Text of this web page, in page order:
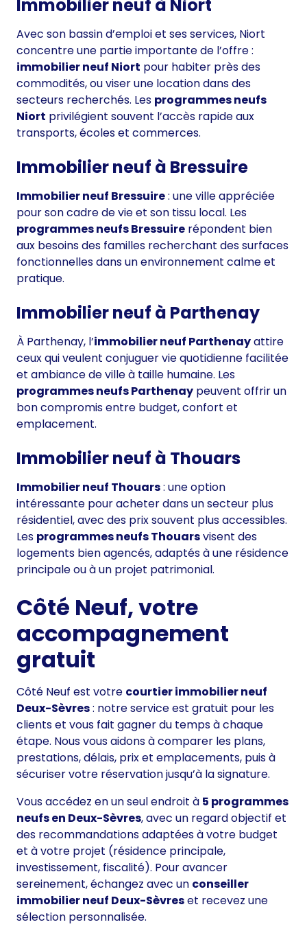
Immobilier neuf à Niort
Avec son bassin d’emploi et ses services, Niort
concentre une partie importante de l’offre :
immobilier neuf Niort pour habiter près des
commodités, ou viser une location dans des
secteurs recherchés. Les programmes neufs
Niort privilégient souvent l’accès rapide aux
transports, écoles et commerces.
Immobilier neuf à Bressuire
Immobilier neuf Bressuire: une ville appréciée
pour son cadre de vie et son tissu local. Les
programmes neufs Bressuire répondent bien
aux besoins des familles recherchant des surfaces
fonctionnelles dans un environnement calme et
pratique.
Immobilier neuf à Parthenay
À Parthenay, l’immobilier neuf Parthenayattire
ceux qui veulent conjuguer vie quotidienne facilitée
et ambiance de ville à taille humaine. Les
programmes neufs Parthenay peuvent offrir un
bon compromis entre budget, confort et
emplacement.
Immobilier neuf à Thouars
Immobilier neuf Thouars: une option
intéressante pour acheter dans un secteur plus
résidentiel, avec des prix souvent plus accessibles.
Les programmes neufs Thouarsvisent des
logements bien agencés, adaptés à une résidence
principale ou à un projet patrimonial.
Côté Neuf, votre
accompagnement
gratuit
Côté Neuf est votre courtier immobilier neuf
Deux-Sèvres: notre service est gratuit pour les
clients et vous fait gagner du temps à chaque
étape. Nous vous aidons à comparer les plans,
prestations, délais, prix et emplacements, puis à
sécuriser votre réservation jusqu’à la signature.
Vous accédez en un seul endroit à 5 programmes
neufs en Deux-Sèvres, avec un regard objectif et
des recommandations adaptées à votre budget
et à votre projet (résidence principale,
investissement, fiscalité). Pour avancer
sereinement, échangez avec un conseiller
immobilier neuf Deux-Sèvreset recevez une
sélection personnalisée.